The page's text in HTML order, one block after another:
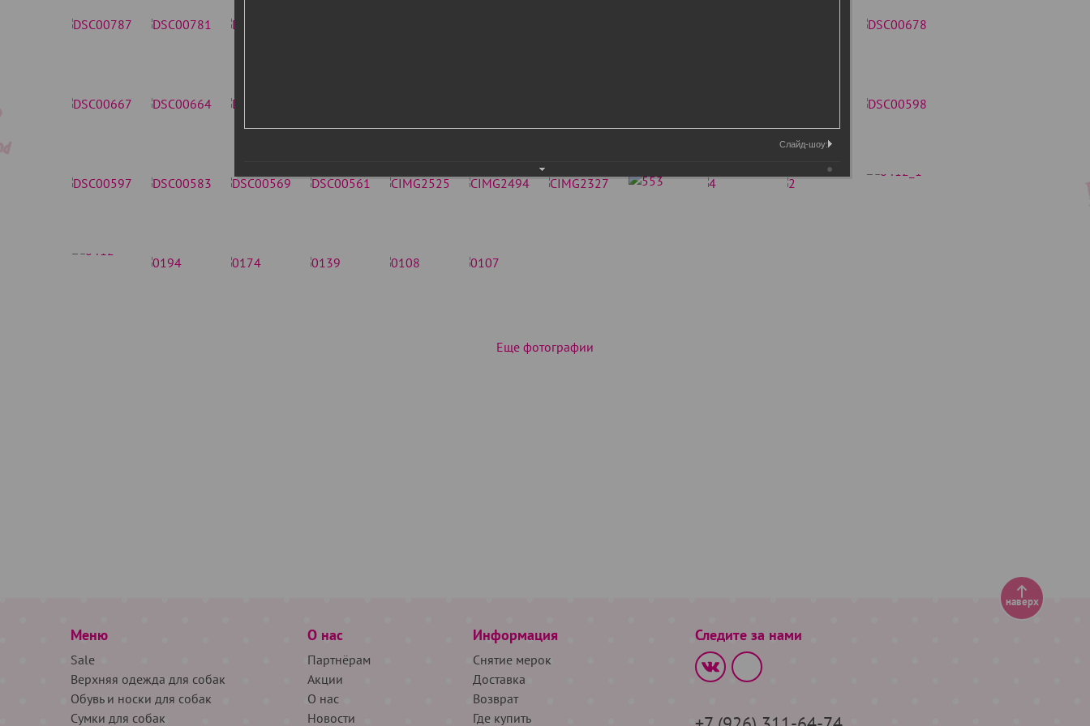
Еще фотографии
Меню
Sale
Верхняя одежда для собак
Обувь и носки для собак
Сумки для собак
О нас
Партнёрам
Акции
О нас
Новости
Информация
Снятие мерок
Доставка
Возврат
Где купить
Следите за нами
наверх
Слайд-шоу: